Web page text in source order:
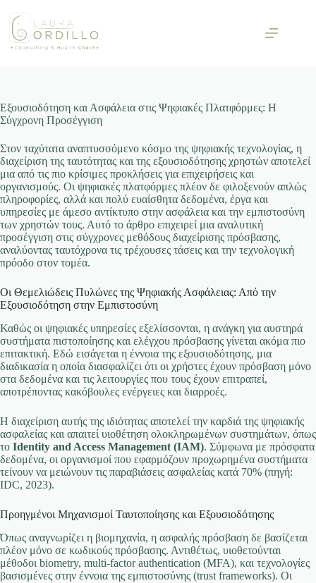
content
Εξουσιοδότηση και Ασφάλεια στις Ψηφιακές Πλατφόρμες: Η
Σύγχρονη Προσέγγιση
Στον ταχύτατα αναπτυσσόμενο κόσμο της ψηφιακής τεχνολογίας, η
διαχείριση της ταυτότητας και της εξουσιοδότησης χρηστών αποτελεί
μια από τις πιο κρίσιμες προκλήσεις για επιχειρήσεις και
οργανισμούς. Οι ψηφιακές πλατφόρμες πλέον δε φιλοξενούν απλώς
πληροφορίες, αλλά και πολύ ευαίσθητα δεδομένα, έργα και
υπηρεσίες με άμεσο αντίκτυπο στην ασφάλεια και την εμπιστοσύνη
των χρηστών τους. Αυτό το άρθρο επιχειρεί μια αναλυτική
προσέγγιση στις σύγχρονες μεθόδους διαχείρισης πρόσβασης,
αναλύοντας ταυτόχρονα τις τρέχουσες τάσεις και την τεχνολογική
πρόοδο στον τομέα.
Οι Θεμελιώδεις Πυλώνες της Ψηφιακής Ασφάλειας: Από την
Εξουσιοδότηση στην Εμπιστοσύνη
Καθώς οι ψηφιακές υπηρεσίες εξελίσσονται, η ανάγκη για αυστηρά
συστήματα πιστοποίησης και ελέγχου πρόσβασης γίνεται ακόμα πιο
επιτακτική. Εδώ εισάγεται η έννοια της εξουσιοδότησης, μια
διαδικασία η οποία διασφαλίζει ότι οι χρήστες έχουν πρόσβαση μόνο
στα δεδομένα και τις λειτουργίες που τους έχουν επιτραπεί,
αποτρέποντας κακόβουλες ενέργειες και διαρροές.
Η διαχείριση αυτής της ιδιότητας αποτελεί την καρδιά της ψηφιακής
ασφαλείας και απαιτεί υιοθέτηση ολοκληρωμένων συστημάτων, όπως
το Identity and Access Management (IAM). Σύμφωνα με πρόσφατα
δεδομένα, οι οργανισμοί που εφαρμόζουν προχωρημένα συστήματα
τείνουν να μειώνουν τις παραβιάσεις ασφαλείας κατά 70% (πηγή:
IDC, 2023).
Προηγμένοι Μηχανισμοί Ταυτοποίησης και Εξουσιοδότησης
Όπως αναγνωρίζει η βιομηχανία, η ασφαλής πρόσβαση δε βασίζεται
πλέον μόνο σε κωδικούς πρόσβασης. Αντιθέτως, υιοθετούνται
μέθοδοι biometry, multi-factor authentication (MFA), και τεχνολογίες
βασισμένες στην έννοια της εμπιστοσύνης (trust frameworks). Οι